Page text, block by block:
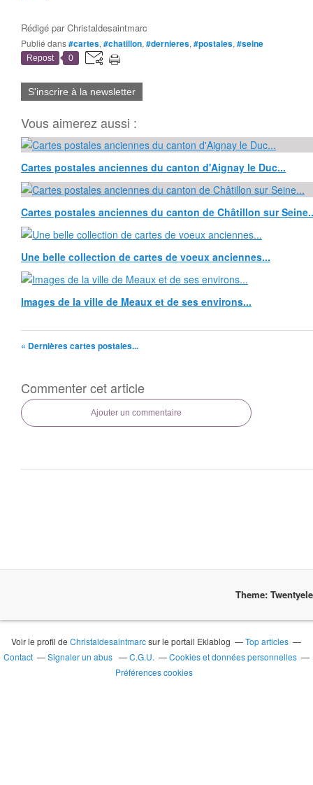
Rédigé parChristaldesaintmarc
Publié dans#cartes, #chatillon, #dernieres, #postales, #seine
Repost 0
S'inscrire à la newsletter
Vous aimerez aussi :
Cartes postales anciennes du canton d'Aignay le Duc...
Cartes postales anciennes du canton de Châtillon sur
Une belle collection de cartes de voeux anciennes...
Images de la ville de Meaux et de ses environs...
« Dernières cartes postales...
Commenter cet article
Ajouter un commentaire
Theme:
Voir le profil deChristaldesaintmarcsur le portail Eklablog
Top articles
Contact
Signaler un abus C.G.U.
Cookies et données personnelles
Préférences cookies